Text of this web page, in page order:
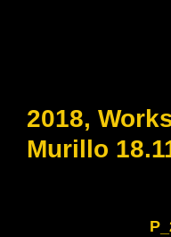
2018,
Murillo